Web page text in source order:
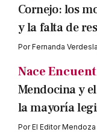
Cornejo: los
y la falta de
PorFernanda
Nace
Mendocina y
la mayoría
PorEl Editor Mendoza